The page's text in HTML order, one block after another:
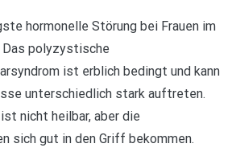
hormonelle Störung bei Frauen im
Das polyzystische
ist erblich bedingt und kann
unterschiedlich stark auftreten.
nicht heilbar, aber die
sich gut in den Griff bekommen.